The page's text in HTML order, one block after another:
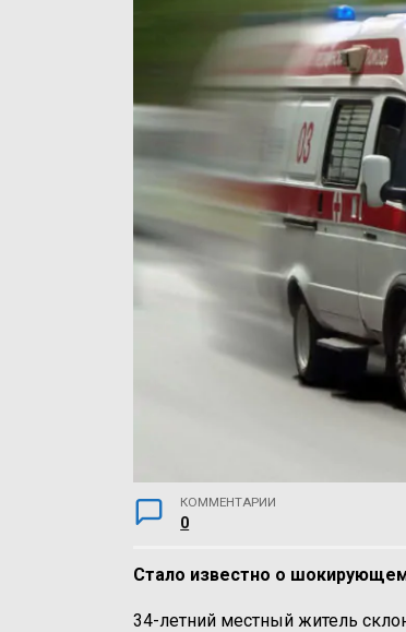
КОММЕНТАРИИ
0
Стало известно о
34-летний местный житель